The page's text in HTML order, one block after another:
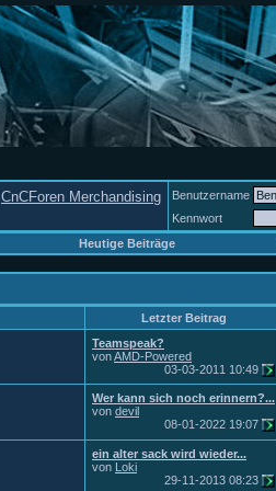
CnCForen Merchandising Benutzername
Kennwort
Heutige Beiträge
Letzter Beitrag
Teamspeak?
vonAMD-Powered
03-03-2011 10:49
Wer kann sich noch erinnern?...
von devil
08-01-2022 19:07
ein alter sack wird wieder...
von Loki
29-11-2013 08:23